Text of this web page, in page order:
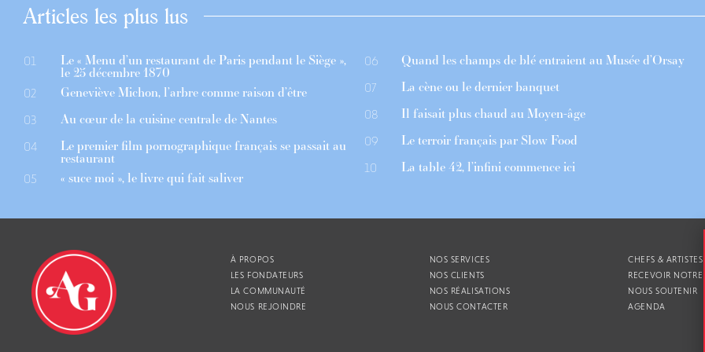
Articles les plus lus
01 Le « Menu d’un restaurant de Paris pendant le Siège »,
le 25 décembre 1870
02 Geneviève Michon, l’arbre comme raison d’être
03 Au cœur de la cuisine centrale de Nantes
04 Le premier film pornographique français se passait au
restaurant
05 « suce moi », le livre qui fait saliver
06 Quand les champs de blé entraient au Musée d’Orsay
07 La cène ou le dernier banquet
08 Il faisait plus chaud au Moyen-âge
09 Le terroir français par Slow Food
10 La table 42, l’infini commence ici
À PROPOS
LES FONDATEURS
LA COMMUNAUTÉ
NOUS REJOINDRE
NOS SERVICES
NOS CLIENTS
NOS RÉALISATIONS
NOUS CONTACTER
CHEFS & ARTISTES
RECEVOIR NOTRE
NOUS SOUTENIR
AGENDA